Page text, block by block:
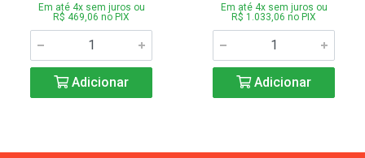
Em até 4x sem juros ou
R$ 469,06 no PIX
Adicionar
Em até 4x sem juros ou
R$ 1.033,06 no PIX
Adicionar